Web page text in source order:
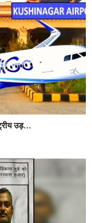
उड़...